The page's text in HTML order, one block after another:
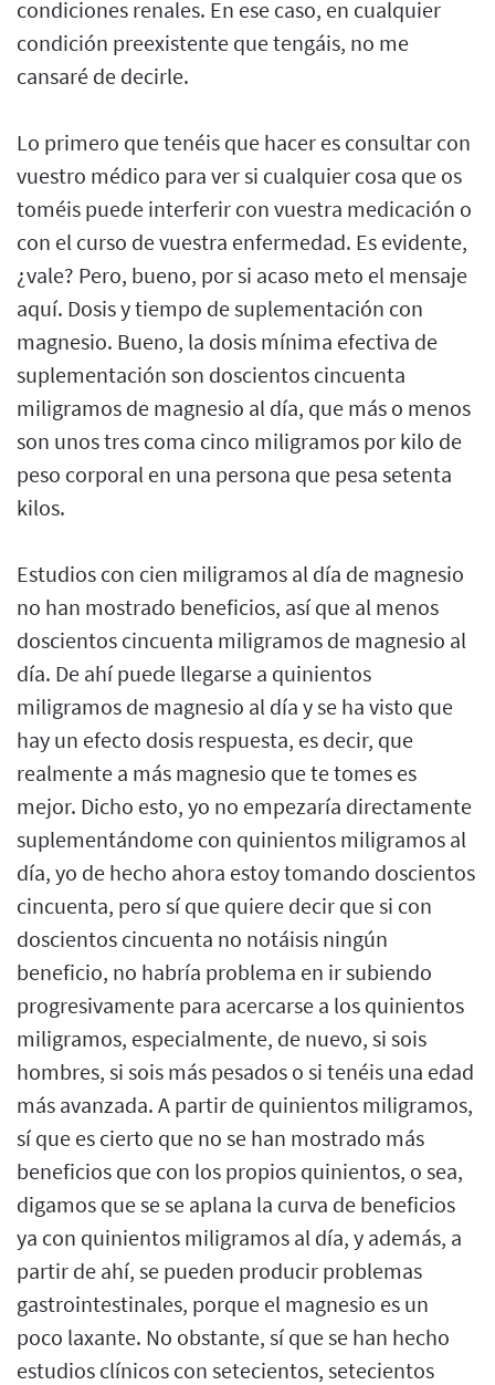
condiciones renales. En ese caso, en cualquier
condición preexistente que tengáis, no me
cansaré de decirle.
Lo primero que tenéis que hacer es consultar con
vuestro médico para ver si cualquier cosa que os
toméis puede interferir con vuestra medicación o
con el curso de vuestra enfermedad. Es evidente,
¿vale? Pero, bueno, por si acaso meto el mensaje
aquí. Dosis y tiempo de suplementación con
magnesio. Bueno, la dosis mínima efectiva de
suplementación son doscientos cincuenta
miligramos de magnesio al día, que más o menos
son unos tres coma cinco miligramos por kilo de
peso corporal en una persona que pesa setenta
kilos.
Estudios con cien miligramos al día de magnesio
no han mostrado beneficios, así que al menos
doscientos cincuenta miligramos de magnesio al
día. De ahí puede llegarse a quinientos
miligramos de magnesio al día y se ha visto que
hay un efecto dosis respuesta, es decir, que
realmente a más magnesio que te tomes es
mejor. Dicho esto, yo no empezaría directamente
suplementándome con quinientos miligramos al
día, yo de hecho ahora estoy tomando doscientos
cincuenta, pero sí que quiere decir que si con
doscientos cincuenta no notáisis ningún
beneficio, no habría problema en ir subiendo
progresivamente para acercarse a los quinientos
miligramos, especialmente, de nuevo, si sois
hombres, si sois más pesados o si tenéis una edad
más avanzada. A partir de quinientos miligramos,
sí que es cierto que no se han mostrado más
beneficios que con los propios quinientos, o sea,
digamos que se se aplana la curva de beneficios
ya con quinientos miligramos al día, y además, a
partir de ahí, se pueden producir problemas
gastrointestinales, porque el magnesio es un
poco laxante. No obstante, sí que se han hecho
estudios clínicos con setecientos, setecientos